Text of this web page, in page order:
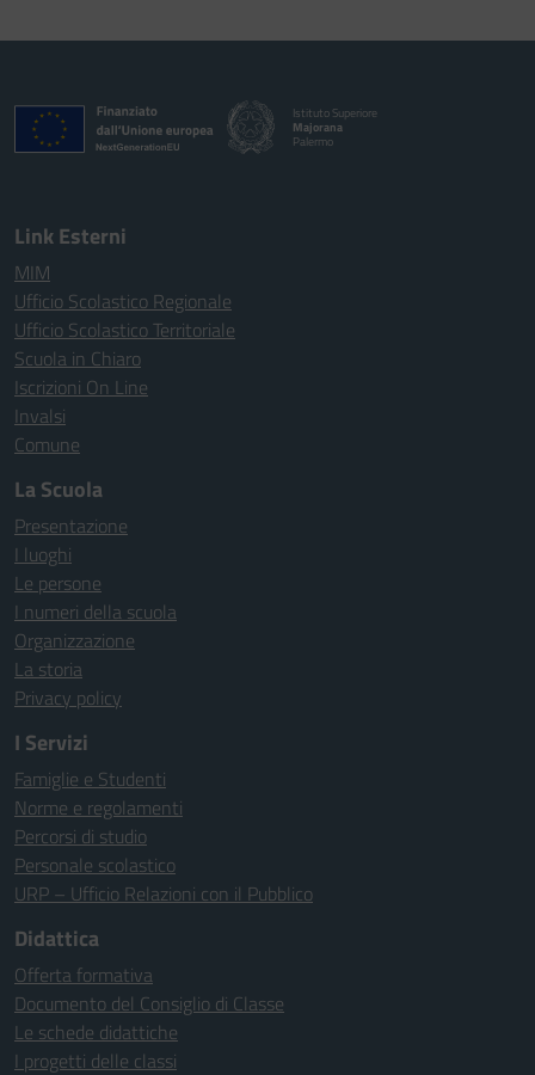
Istituto Superiore
Majorana
Palermo
Link Esterni
MIM
Ufficio Scolastico Regionale
Ufficio Scolastico Territoriale
Scuola in Chiaro
Iscrizioni On Line
Invalsi
Comune
La Scuola
Presentazione
I luoghi
Le persone
I numeri della scuola
Organizzazione
La storia
Privacy policy
I Servizi
Famiglie e Studenti
Norme e regolamenti
Percorsi di studio
Personale scolastico
URP – Ufficio Relazioni con il Pubblico
Didattica
Offerta formativa
Documento del Consiglio di Classe
Le schede didattiche
I progetti delle classi